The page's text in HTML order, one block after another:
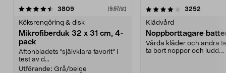
3809recensioner (9,97/st)
Köksrengöring & disk
Mikrofiberduk 32 x 31 cm, 4-
pack
Aftonbladets "självklara favorit” i
test av d...
Utförande: Grå/beige
4.0av 5 stjärnor 3252
Klädvård
Noppborttagare
Vårda kläder och andra
ta bort noppor och ludd.
4.5av 5 stjärnor